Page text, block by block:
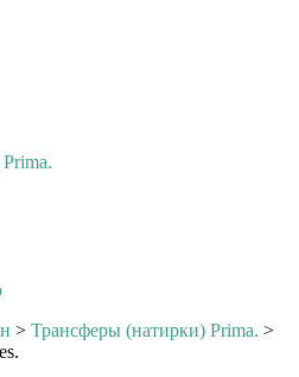
> Трансферы (натирки) Prima. >